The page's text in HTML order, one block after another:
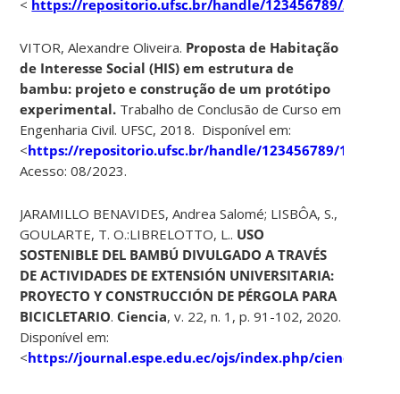
< https://repositorio.ufsc.br/handle/123456789/206484
VITOR, Alexandre Oliveira. Proposta de Habitação
de Interesse Social (HIS) em estrutura de
bambu: projeto e construção de um protótipo
experimental. Trabalho de Conclusão de Curso em
Engenharia Civil. UFSC, 2018. Disponível em:
<https://repositorio.ufsc.br/handle/123456789/192366
Acesso: 08/2023.
JARAMILLO BENAVIDES, Andrea Salomé; LISBÔA, S.,
GOULARTE, T. O.:LIBRELOTTO, L.. USO
SOSTENIBLE DEL BAMBÚ DIVULGADO A TRAVÉS
DE ACTIVIDADES DE EXTENSIÓN UNIVERSITARIA:
PROYECTO Y CONSTRUCCIÓN DE PÉRGOLA PARA
BICICLETARIO. Ciencia, v. 22, n. 1, p. 91-102, 2020.
Disponível em:
<https://journal.espe.edu.ec/ojs/index.php/ciencia/